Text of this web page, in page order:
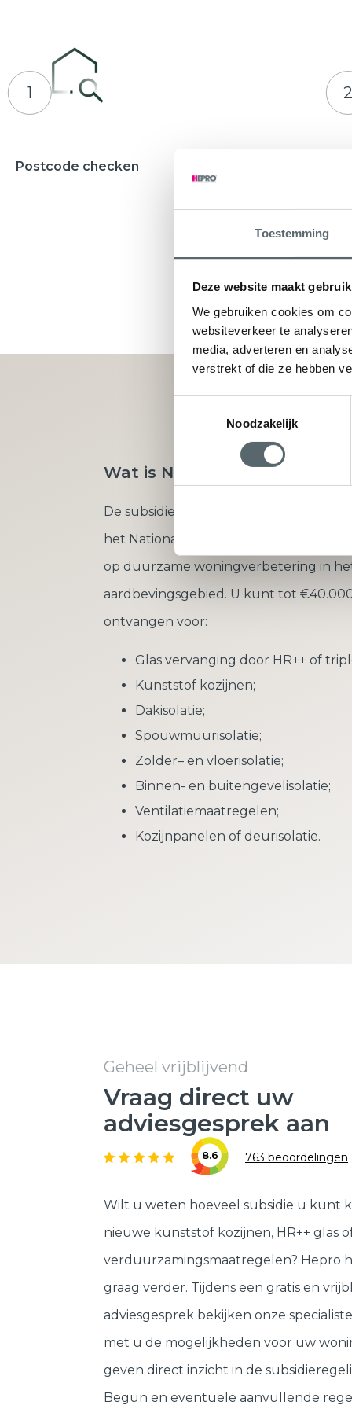
Toestemming
Deze website maakt
We gebruiken cookies om
websiteverkeer te
media, adverteren en
verstrekt of die ze hebben
Noodzakelijk
1
Postcode checken
2
Waarbij u
ontvangt
Wat is Nij Begun?
De subsidieregeling ‘Nij Begun’ is
het Nationaal Programma Groningen
op duurzame woningverbetering in
aardbevingsgebied. U kunt tot
ontvangen voor:
Glas vervanging door HR++ of
Kunststof kozijnen;
Dakisolatie;
Spouwmuurisolatie;
Zolder– en vloerisolatie;
Binnen- en buitengevelisolatie;
Ventilatiemaatregelen;
Kozijnpanelen of deurisolatie.
Geheel vrijblijvend
Vraag direct uw
adviesgesprek aan
8.6 763 beoordelingen
Wilt u weten hoeveel subsidie u kunt
nieuwe kunststof kozijnen, HR++ glas
verduurzamingsmaatregelen? Hepro
graag verder. Tijdens een gratis en
adviesgesprek bekijken onze
met u de mogelijkheden voor uw
geven direct inzicht in de
Begun en eventuele aanvullende